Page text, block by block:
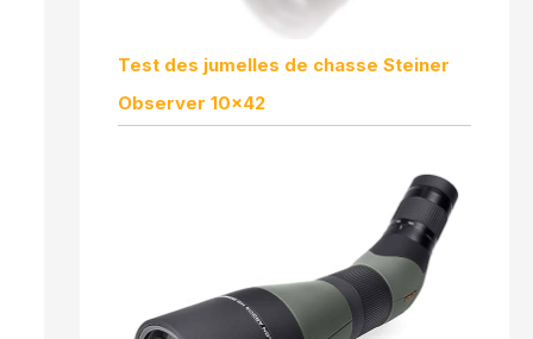
Test des jumelles de chasse Steiner
Observer 10×42